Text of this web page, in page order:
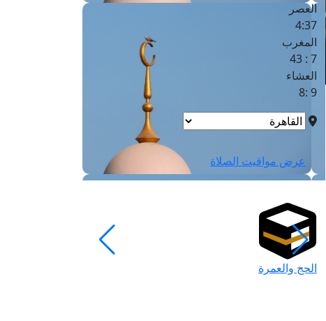
العصر
4:37
المغرب
7 : 43
العشاء
9 :8
عرض مواقيت الصلاة
الحج والعمرة